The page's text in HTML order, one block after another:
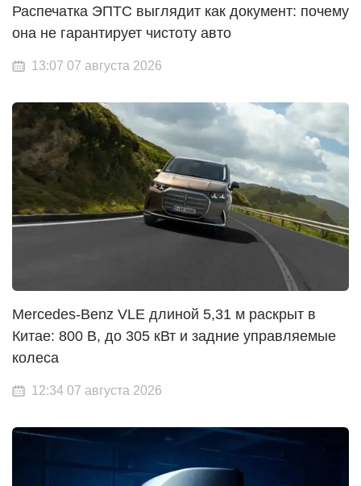
Распечатка ЭПТС выглядит как документ: почему
она не гарантирует чистоту авто
13:07 07 августа 2026
Mercedes-Benz VLE длиной 5,31 м раскрыт в
Китае: 800 В, до 305 кВт и задние управляемые
колеса
12:34 07 августа 2026